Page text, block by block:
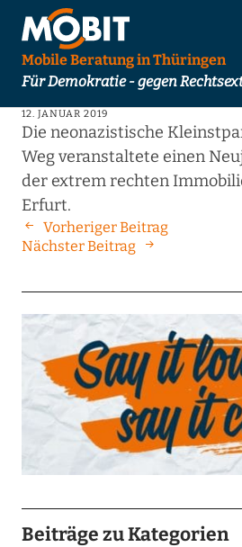
Mobile Beratung in Thüringen
Für Demokratie - gegen
12. JANUAR 2019
Die neonazistische
Weg veranstaltete einen
der extrem rechten
Erfurt.
Vorheriger Beitrag
Nächster Beitrag
Beiträge zu Kategorien